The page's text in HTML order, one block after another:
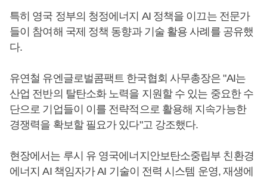
특히 영국 정부의 청정에너지 AI 정책을 이끄는 전문가
들이 참여해 국제 정책 동향과 기술 활용 사례를 공유했
다.
유연철 유엔글로벌콤팩트 한국협회 사무총장은 "AI는
산업 전반의 탈탄소화 노력을 지원할 수 있는 중요한 수
단으로 기업들이 이를 전략적으로 활용해 지속가능한
경쟁력을 확보할 필요가 있다"고 강조했다.
현장에서는 루시 유 영국에너지안보탄소중립부 친환경
에너지 AI 책임자가 AI 기술이 전력 시스템 운영, 재생에